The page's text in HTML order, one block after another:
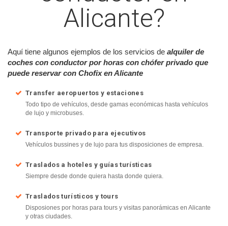
Alicante?
Aquí tiene algunos ejemplos de los servicios de alquiler de
coches con conductor por horas con chófer privado que
puede reservar con Chofix en Alicante
Transfer aeropuertos y estaciones
Todo tipo de vehículos, desde gamas económicas hasta vehículos
de lujo y microbuses.
Transporte privado para ejecutivos
Vehículos bussines y de lujo para tus disposiciones de empresa.
Traslados a hoteles y guías turísticas
Siempre desde donde quiera hasta donde quiera.
Traslados turísticos y tours
Disposiones por horas para tours y visitas panorámicas en Alicante
y otras ciudades.